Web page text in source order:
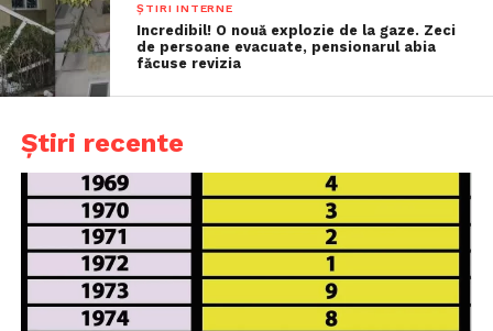
ȘTIRI INTERNE
Incredibil! O nouă explozie de la gaze. Zeci
de persoane evacuate, pensionarul abia
făcuse revizia
Știri recente